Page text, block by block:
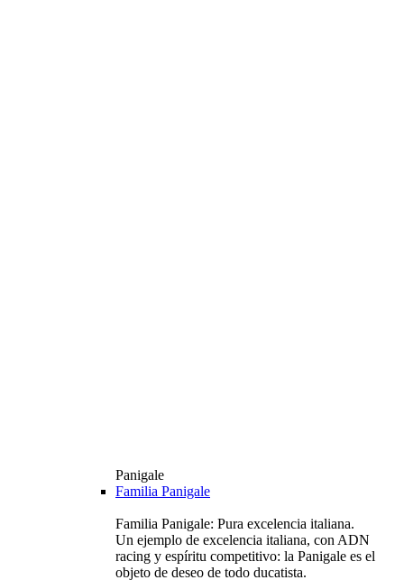
Panigale
Familia Panigale
Familia Panigale: Pura excelencia italiana.
Un ejemplo de excelencia italiana, con ADN
racing y espíritu competitivo: la Panigale es el
objeto de deseo de todo ducatista.